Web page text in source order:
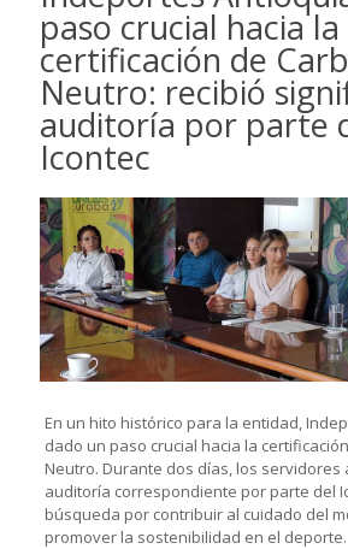
paso crucial hacia la
certificación de
Neutro: recibió
auditoría por parte
Icontec
En un hito histórico para la entidad,
dado un paso crucial hacia la
Neutro. Durante dos días, los servidores
auditoría correspondiente por parte del
búsqueda por contribuir al cuidado del
promover la sostenibilidad en el deporte.